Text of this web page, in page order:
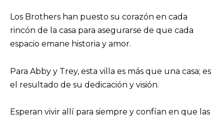
Los Brothers han puesto su corazón en cada
rincón de la casa para asegurarse de que cada
espacio emane historia y amor.
Para Abby y Trey, esta villa es más que una casa; es
el resultado de su dedicación y visión.
Esperan vivir allí para siempre y confían en que las